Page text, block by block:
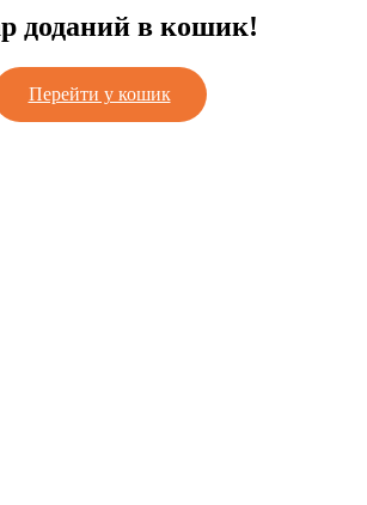
доданий в кошик!
Перейти у кошик